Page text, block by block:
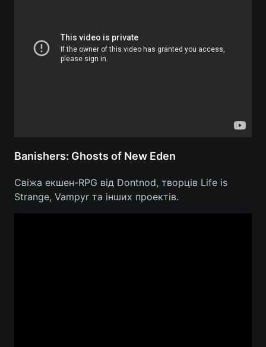
Banishers: Ghosts of New Eden
Свіжа екшен-RPG від Dontnod, творців Life is
Strange, Vampyr та інших проектів.